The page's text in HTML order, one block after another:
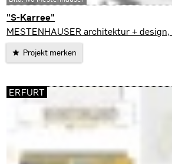
"S-Karree"
Gotha
MESTENHAUSER architektur +
Projekt merken
ERFURT